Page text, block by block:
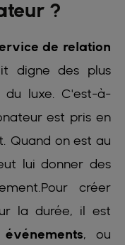
?
de relation
digne des plus
du luxe. C'est-à-
est pris en
Quand on est au
lui donner des
créer
la durée, il est
, ou